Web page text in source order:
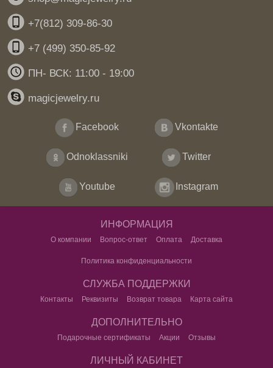
+7(812) 309-86-30
+7 (499) 350-85-92
ПН- ВСК: 11:00 - 19:00
magicjewelry.ru
Facebook Vkontakte
Odnoklassniki Twitter
Youtube Instagram
ИНФОРМАЦИЯ
О компании Вопрос-ответ Оплата Доставка
Политика конфиденциальности
СЛУЖБА ПОДДЕРЖКИ
Контакты Реквизиты Возврат товара Карта сайта
ДОПОЛНИТЕЛЬНО
Подарочные сертификаты Акции Отзывы
ЛИЧНЫЙ КАБИНЕТ